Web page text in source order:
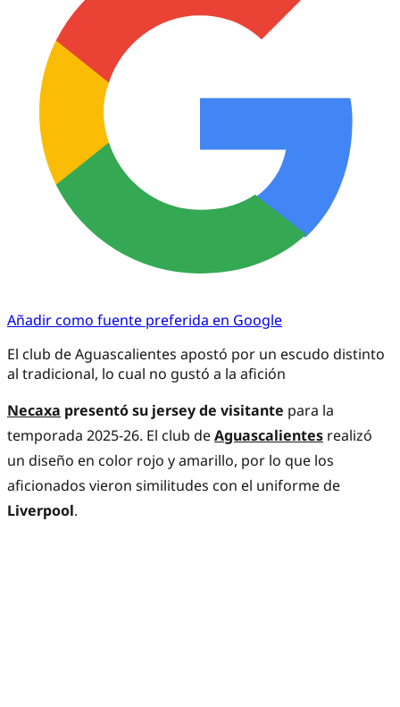
Añadir como fuente preferida en Google
El club de Aguascalientes apostó por un escudo distinto
al tradicional, lo cual no gustó a la afición
Necaxa presentó su jersey de visitante para la
temporada 2025-26. El club deAguascalientes realizó
un diseño en color rojo y amarillo, por lo que los
aficionados vieron similitudes con el uniforme de
Liverpool.